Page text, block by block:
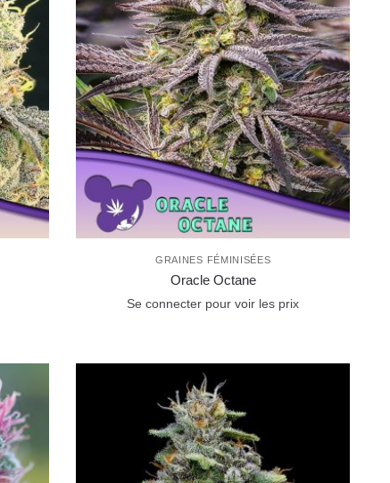
GRAINES FÉMINISÉES
Oracle Octane
Se connecter pour voir les prix